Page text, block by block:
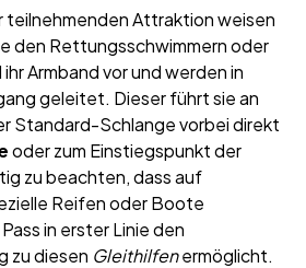
teilnehmenden Attraktion weisen
den Rettungsschwimmern oder
Armband vor und werden in
geleitet. Dieser führt sie an
Standard-Schlange vorbei direkt
oder zum Einstiegspunkt der
zu beachten, dass auf
Reifen oder Boote
in erster Linie den
zu diesen Gleithilfenermöglicht.